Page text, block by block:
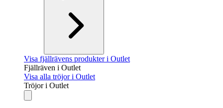
Visa fjällrävens produkter i Outlet
Fjällräven i Outlet
Visa alla tröjor i Outlet
Tröjor i Outlet